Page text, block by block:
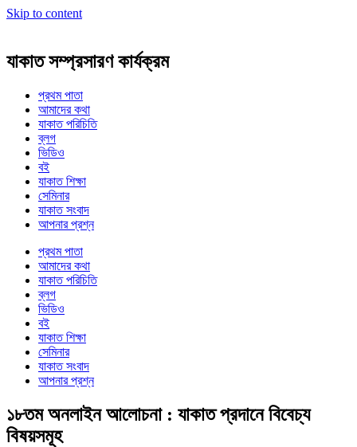
Skip to content
যাকাত সম্প্রসারণ কার্যক্রম
প্রথম পাতা
আমাদের কথা
যাকাত পরিচিতি
ব্লগ
ভিডিও
বই
যাকাত শিক্ষা
সেমিনার
যাকাত সংবাদ
আপনার প্রশ্ন
প্রথম পাতা
আমাদের কথা
যাকাত পরিচিতি
ব্লগ
ভিডিও
বই
যাকাত শিক্ষা
সেমিনার
যাকাত সংবাদ
আপনার প্রশ্ন
১৮তম অনলাইন আলোচনা : যাকাত প্রদানে বিবেচ্য
বিষয়সমূহ